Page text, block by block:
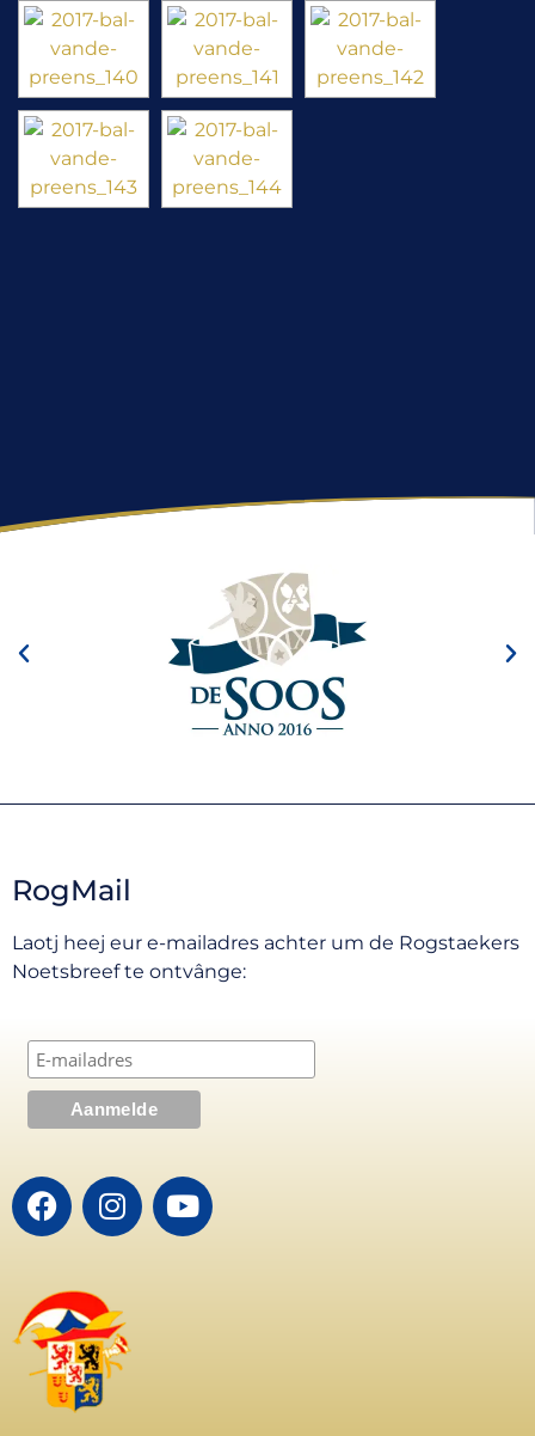
RogMail
Laotj heej eur e-mailadres achter um de Rogstaekers
Noetsbreef te ontvânge: